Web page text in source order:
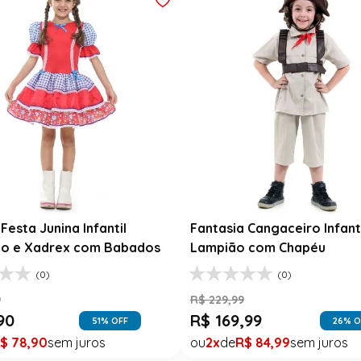
Junina Bebê Menina
Rosa Floral com Renda
47 % OFF
R$ 99
Saia Infantil Festa Junina
Xadrez Preto com Girassol
R$ 129,99
R$ 78,90
R$ 78